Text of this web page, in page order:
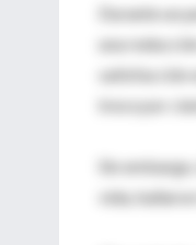
Durante un
una
satisfacción
trece por
Sin
vida,